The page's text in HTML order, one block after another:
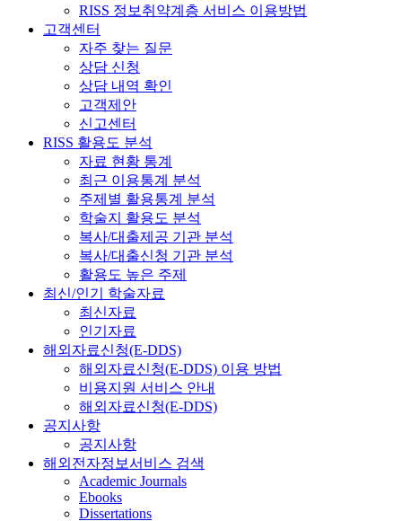
RISS 정보취약계층 서비스 이용방법
고객센터
자주 찾는 질문
상담 신청
상담 내역 확인
고객제안
신고센터
RISS 활용도 분석
자료 현황 통계
최근 이용통계 분석
주제별 활용통계 분석
학술지 활용도 분석
복사/대출제공 기관 분석
복사/대출신청 기관 분석
활용도 높은 주제
최신/인기 학술자료
최신자료
인기자료
해외자료신청(E-DDS)
해외자료신청(E-DDS) 이용 방법
비용지원 서비스 안내
해외자료신청(E-DDS)
공지사항
공지사항
해외전자정보서비스 검색
Academic Journals
Ebooks
Dissertations